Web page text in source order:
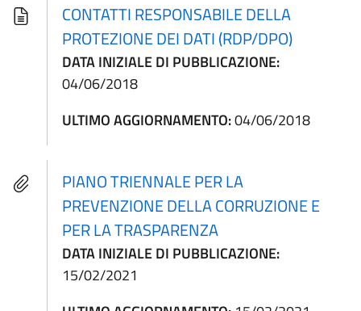
CONTATTI RESPONSABILE DELLA
PROTEZIONE DEI DATI (RDP/DPO)
DATA INIZIALE DI PUBBLICAZIONE:
04/06/2018
ULTIMO AGGIORNAMENTO:04/06/2018
PIANO TRIENNALE PER LA
PREVENZIONE DELLA CORRUZIONE E
PER LA TRASPARENZA
DATA INIZIALE DI PUBBLICAZIONE:
15/02/2021